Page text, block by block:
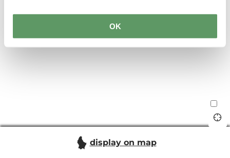
OK
display on map